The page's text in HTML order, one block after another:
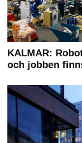
KALMAR:
och jobben